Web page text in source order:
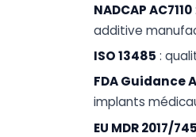
NADCAP AC7110
additive
ISO 13485 :
FDA
implants
EU MDR 2017/745